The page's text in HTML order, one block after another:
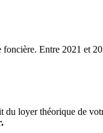
Entre 2021 et
loyer théorique de